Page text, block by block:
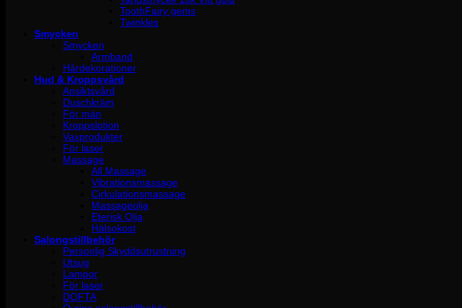
ToothFairy gems
Twinkles
Smycken
Smycken
Armband
Hårdekorationer
Hud & Kroppsvård
Ansiktsvård
Duschkräm
För män
Kroppslotion
Vaxprodukter
För laser
Massage
All Massage
Vibrationsmassage
Cirkulationsmassage
Massageolja
Eterisk Olja
Hälsokost
Salongstillbehör
Personlig Skyddsutrustning
Utsug
Lampor
För laser
DOFTA